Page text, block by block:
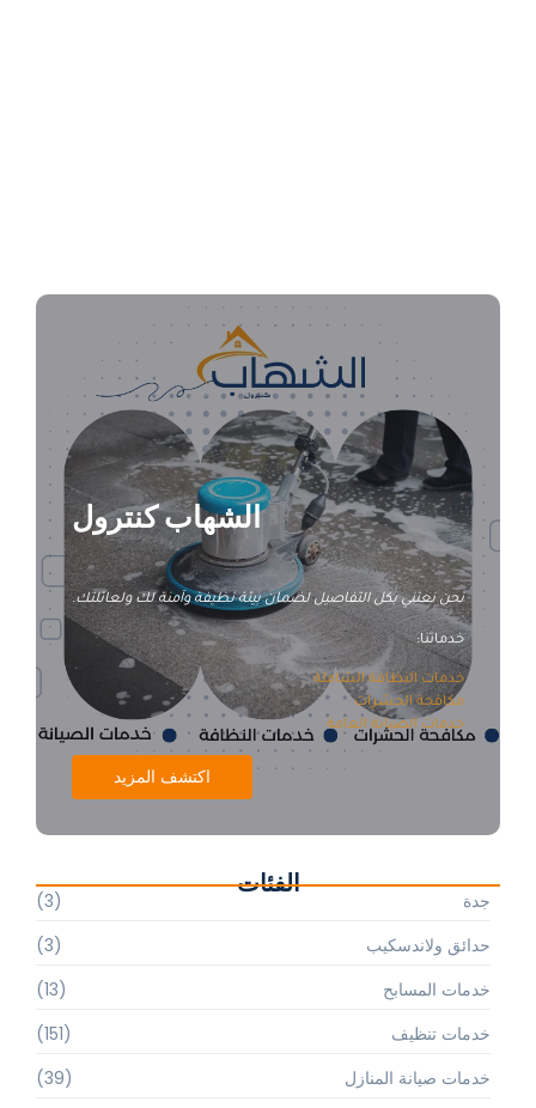
الشهاب كنترول
نحن نعتني بكل التفاصيل لضمان بيئة نظيفة وآمنة لك ولعائلتك.
خدماتنا:
خدمات النظافة الشاملة
مكافحة الحشرات
خدمات الصيانة العامة
اكتشف المزيد
الفئات
جدة
(3)
حدائق ولاندسكيب
(3)
خدمات المسابح
(13)
خدمات تنظيف
(151)
خدمات صيانة المنازل
(39)